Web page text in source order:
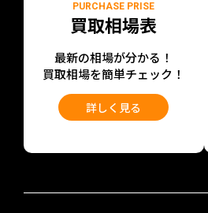
PURCHASE PRISE
買取相場表
最新の相場が分かる！
買取相場を簡単チェック！
詳しく見る